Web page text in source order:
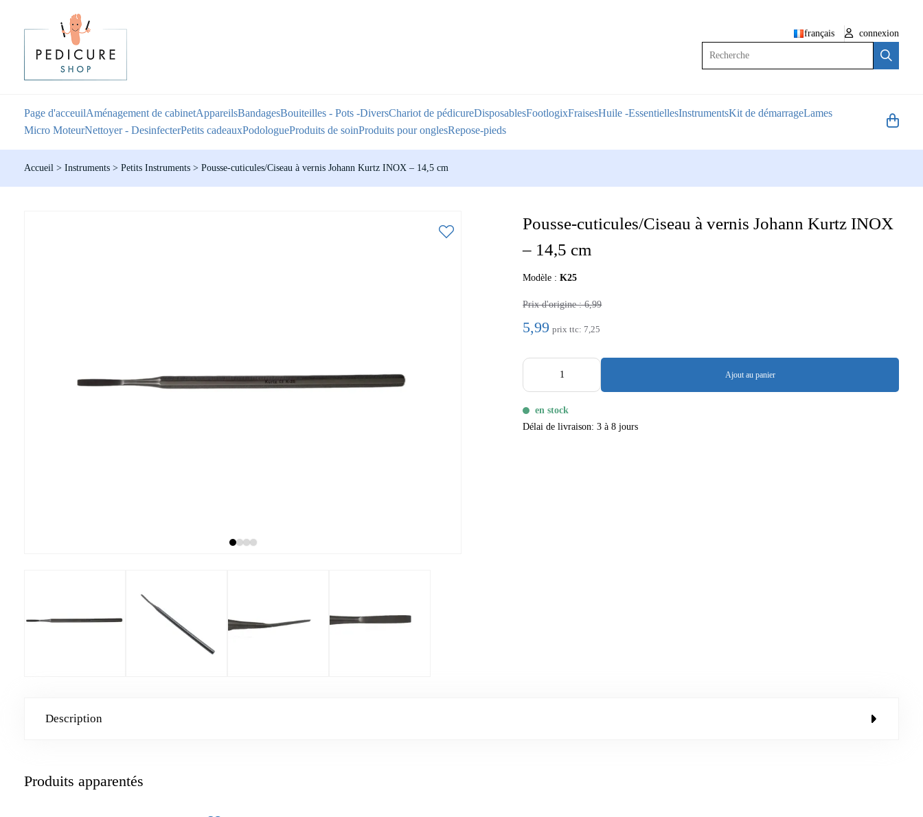
français
connexion
Page d'acceuilAménagement de cabinetAppareilsBandagesBouiteilles - Pots -DiversChariot de pédicureDisposablesFootlogixFraisesHuile -EssentiellesInstrumentsKit de démarrageLames
Micro MoteurNettoyer - DesinfecterPetits cadeauxPodologueProduits de soinProduits pour onglesRepose-pieds
Accueil > Instruments > Petits Instruments > Pousse-cuticules/Ciseau à vernis Johann Kurtz INOX – 14,5 cm
Pousse-cuticules/Ciseau à vernis Johann Kurtz INOX
– 14,5 cm
Modèle :K25
Prix ​​d'origine :6,99
5,99 prix ttc: 7,25
Ajout au panier
en stock
Délai de livraison: 3 à 8 jours
Description
Produits apparentés